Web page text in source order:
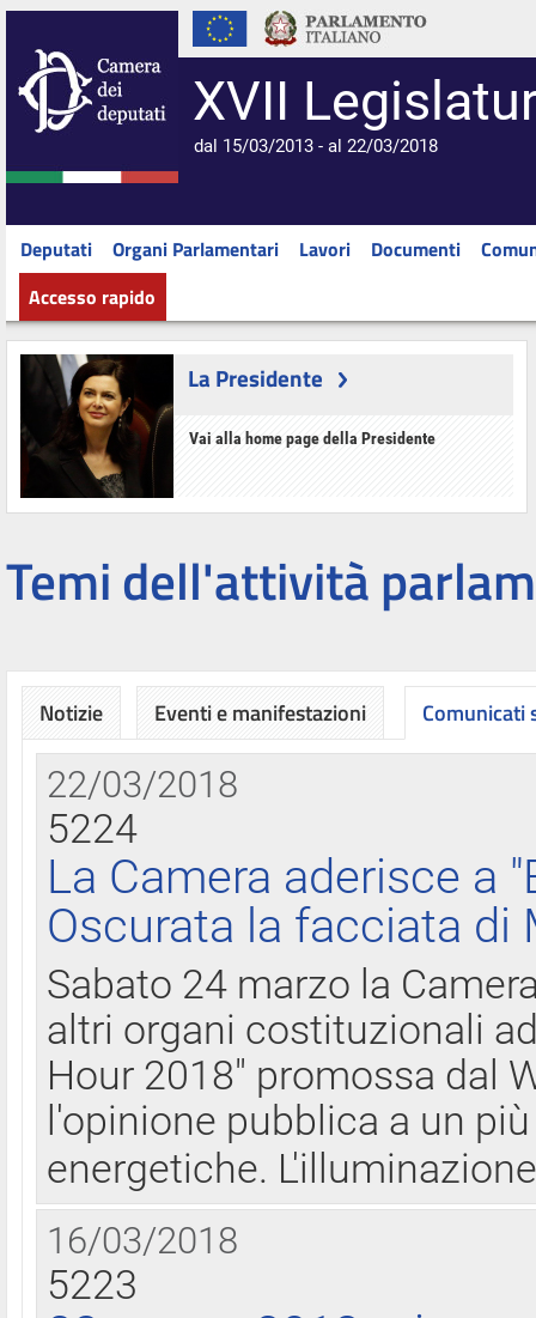
XVII
dal 15/03/2013 - al 22/03/2018
Deputati Organi Parlamentari Lavori Documenti
Accesso rapido
La Presidente
Vai alla home page della Presidente
Temi dell'attività
Notizie Eventi e manifestazioni Comunicati
22/03/2018
5224
La Camera aderisce a
Oscurata la facciata di
Sabato 24 marzo la
altri organi costituzionali
Hour 2018" promossa dal
l'opinione pubblica a un
energetiche.
16/03/2018
5223